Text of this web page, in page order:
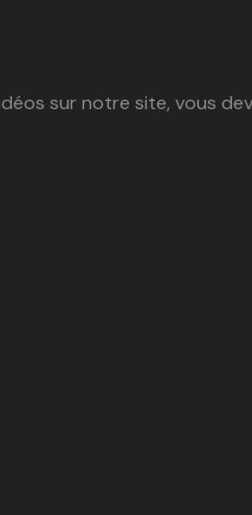
sur notre site, vous